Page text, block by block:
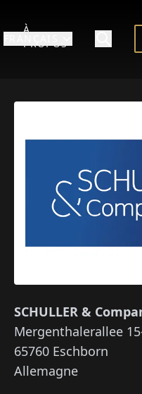
À
PROPOS
SCHULLER &
Mergenthalerallee
65760 Eschborn
Allemagne